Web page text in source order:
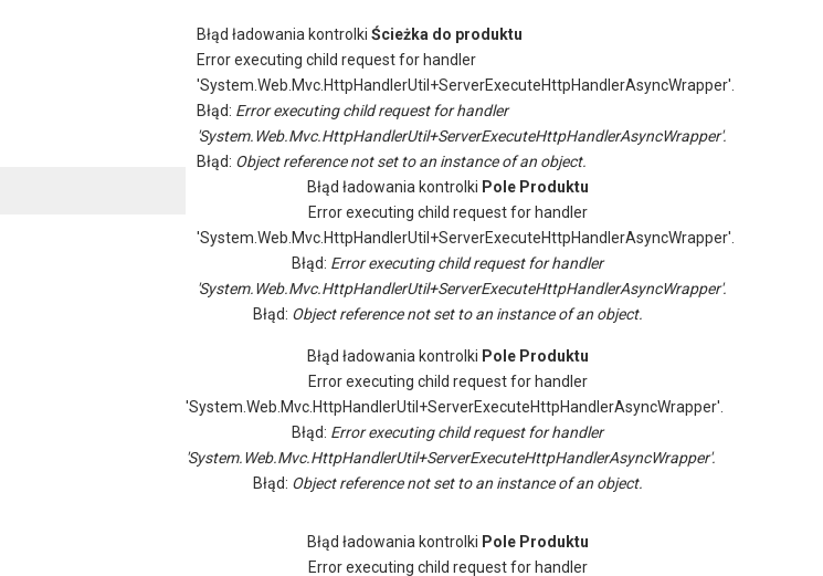
Błąd ładowania kontrolki Ścieżka do produktu
Error executing child request for handler
'System.Web.Mvc.HttpHandlerUtil+ServerExecuteHttpHandlerAsyncWrapper'.
Błąd: Error executing child request for handler
'System.Web.Mvc.HttpHandlerUtil+ServerExecuteHttpHandlerAsyncWrapper'.
Błąd: Object reference not set to an instance of an object.
Błąd ładowania kontrolki Pole Produktu
Error executing child request for handler
'System.Web.Mvc.HttpHandlerUtil+ServerExecuteHttpHandlerAsyncWrapper'.
Błąd: Error executing child request for handler
'System.Web.Mvc.HttpHandlerUtil+ServerExecuteHttpHandlerAsyncWrapper'.
Błąd: Object reference not set to an instance of an object.
Błąd ładowania kontrolki Pole Produktu
Error executing child request for handler
'System.Web.Mvc.HttpHandlerUtil+ServerExecuteHttpHandlerAsyncWrapper'.
Błąd: Error executing child request for handler
'System.Web.Mvc.HttpHandlerUtil+ServerExecuteHttpHandlerAsyncWrapper'.
Błąd: Object reference not set to an instance of an object.
Błąd ładowania kontrolki Pole Produktu
Error executing child request for handler